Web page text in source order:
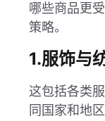
哪些商品更
策略。
1.服饰与
这包括各类
同国家和地